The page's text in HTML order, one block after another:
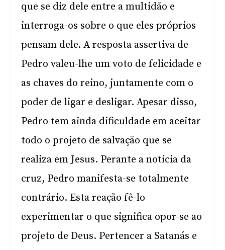
que se diz dele entre a multidão e
interroga-os sobre o que eles próprios
pensam dele. A resposta assertiva de
Pedro valeu-lhe um voto de felicidade e
as chaves do reino, juntamente com o
poder de ligar e desligar. Apesar disso,
Pedro tem ainda dificuldade em aceitar
todo o projeto de salvação que se
realiza em Jesus. Perante a notícia da
cruz, Pedro manifesta-se totalmente
contrário. Esta reação fê-lo
experimentar o que significa opor-se ao
projeto de Deus. Pertencer a Satanás e